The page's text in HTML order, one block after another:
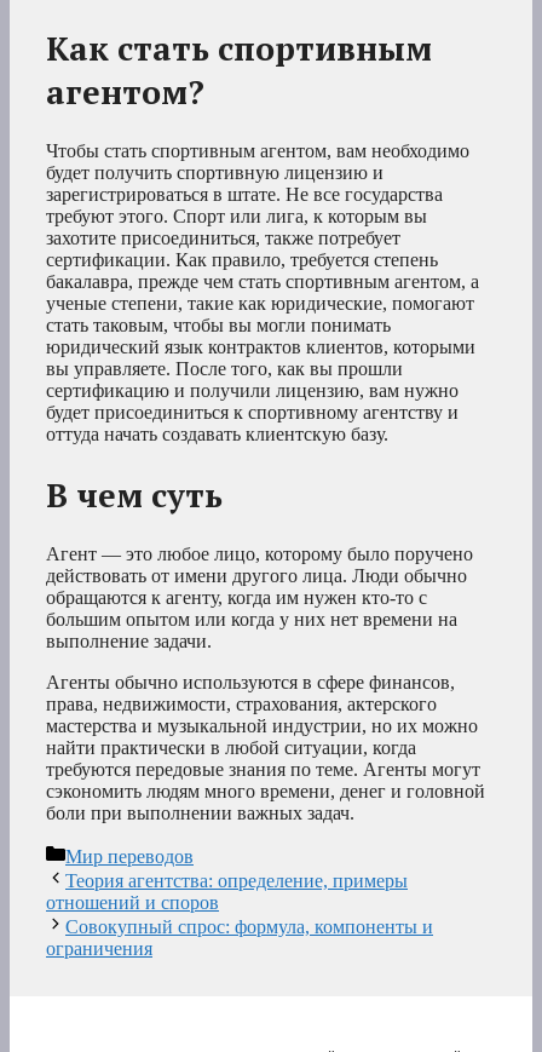
Как стать спортивным
агентом?
Чтобы стать спортивным агентом, вам необходимо
будет получить спортивную лицензию и
зарегистрироваться в штате. Не все государства
требуют этого. Спорт или лига, к которым вы
захотите присоединиться, также потребует
сертификации. Как правило, требуется степень
бакалавра, прежде чем стать спортивным агентом, а
ученые степени, такие как юридические, помогают
стать таковым, чтобы вы могли понимать
юридический язык контрактов клиентов, которыми
вы управляете. После того, как вы прошли
сертификацию и получили лицензию, вам нужно
будет присоединиться к спортивному агентству и
оттуда начать создавать клиентскую базу.
В чем суть
Агент — это любое лицо, которому было поручено
действовать от имени другого лица. Люди обычно
обращаются к агенту, когда им нужен кто-то с
большим опытом или когда у них нет времени на
выполнение задачи.
Агенты обычно используются в сфере финансов,
права, недвижимости, страхования, актерского
мастерства и музыкальной индустрии, но их можно
найти практически в любой ситуации, когда
требуются передовые знания по теме. Агенты могут
сэкономить людям много времени, денег и головной
боли при выполнении важных задач.
Рубрики
Мир переводов
Теория агентства: определение, примеры
отношений и споров
Совокупный спрос: формула, компоненты и
ограничения